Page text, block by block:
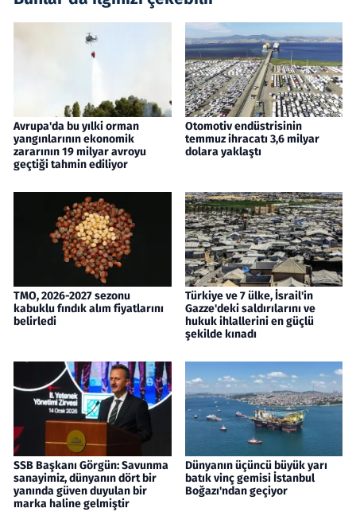
Avrupa'da bu yılki orman
yangınlarının ekonomik
zararının 19 milyar avroyu
geçtiği tahmin ediliyor
Otomotiv endüstrisinin
temmuz ihracatı 3,6 milyar
dolara yaklaştı
TMO, 2026-2027 sezonu
kabuklu fındık alım fiyatlarını
belirledi
Türkiye ve 7 ülke, İsrail'in
Gazze'deki saldırılarını ve
hukuk ihlallerini en güçlü
şekilde kınadı
SSB Başkanı Görgün: Savunma
sanayimiz, dünyanın dört bir
yanında güven duyulan bir
marka haline gelmiştir
Dünyanın üçüncü büyük yarı
batık vinç gemisi İstanbul
Boğazı'ndan geçiyor